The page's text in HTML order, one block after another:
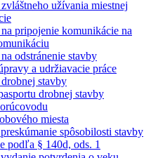
užívania miestnej
pripojenie komunikácie na
odstránenie stavby
a udržiavacie práce
stavby
drobnej stavby
miesta
spôsobilosti stavby
podľa § 140d, ods. 1